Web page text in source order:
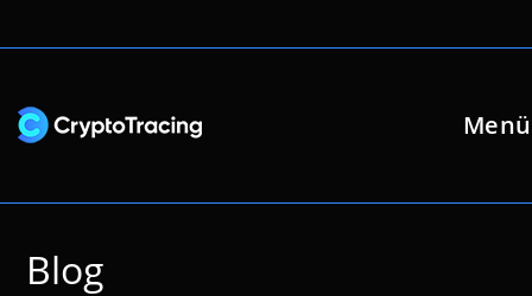
Inhalt
Menü
Blog